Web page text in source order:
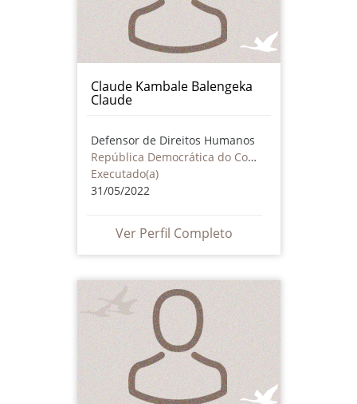
Claude Kambale Balengeka
Claude
Defensor de Direitos Humanos
República Democrática do Congo
Executado(a)
31/05/2022
Ver Perfil Completo